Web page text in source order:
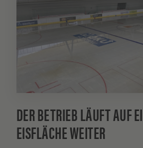
DER BETRIEB LÄUFT AUF
EISFLÄCHE WEITER